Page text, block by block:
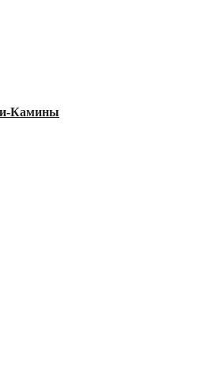
Камины